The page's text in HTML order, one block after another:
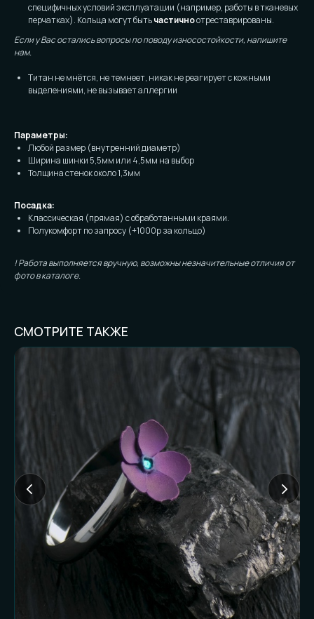
специфичных условий эксплуатации (например, работы в тканевых
перчатках). Кольца могут бытьчастичноотреставрированы.
Если у Вас остались вопросы по поводу износостойкости, напишите
нам.
Титан не мнётся, не темнеет, никак не реагирует с кожными
выделениями, не вызывает аллергии
Параметры:
Любой размер (внутренний диаметр)
Ширина шинки 5,5мм или 4,5мм на выбор
Толщина стенок около 1,3мм
Посадка:
Классическая (прямая) с обработанными краями.
Полукомфорт по запросу (+1000р за кольцо)
! Работа выполняется вручную, возможны незначительные отличия от
фото в каталоге.
СМОТРИТЕ ТАКЖЕ
Частые вопросы (и честные
ответы):
FAQ И ГОТОВНОСТЬ
К ЗАКАЗУ
Доставляете ли
наложенным
Нет. Работаем только по предоплате. Это
наш принцип и защита от недоразумений